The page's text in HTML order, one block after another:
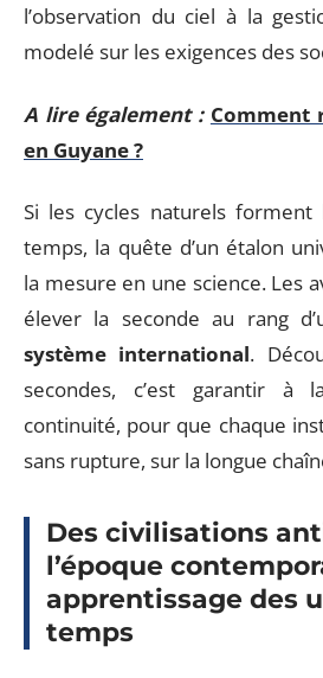
l’observation du ciel à la
modelé sur les exigences des
A lire également : Comment
en Guyane ?
Si les cycles naturels
temps, la quête d’un étalon
la mesure en une science. Les
élever la seconde au rang
système international.
secondes, c’est garantir à
continuité, pour que chaque
sans rupture, sur la longue
Des civilisations
l’époque
apprentissage des
temps